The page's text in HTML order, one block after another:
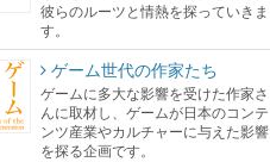
彼らのルーツと情熱を探っていきま
す。
ゲーム世代の作家たち
ゲームに多大な影響を受けた作家さ
んに取材し、ゲームが日本のコンテ
ンツ産業やカルチャーに与えた影響
を探る企画です。